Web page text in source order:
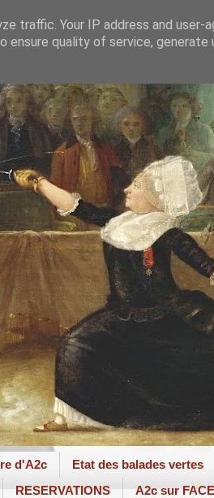
d'A2c Etat des balades vertes
RESERVATIONS
A2c sur
traffic. Your IP address and user-
ensure quality of service, generate